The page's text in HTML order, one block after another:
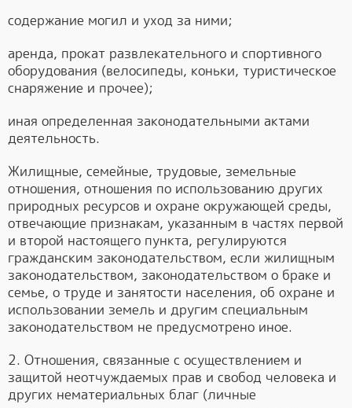
содержание могил и уход за ними;
аренда, прокат развлекательного и спортивного
оборудования (велосипеды, коньки, туристическое
снаряжение и прочее);
иная определенная законодательными актами
деятельность.
Жилищные, семейные, трудовые, земельные
отношения, отношения по использованию других
природных ресурсов и охране окружающей среды,
отвечающие признакам, указанным в частях первой
и второй настоящего пункта, регулируются
гражданским законодательством, если жилищным
законодательством, законодательством о браке и
семье, о труде и занятости населения, об охране и
использовании земель и другим специальным
законодательством не предусмотрено иное.
2. Отношения, связанные с осуществлением и
защитой неотчуждаемых прав и свобод человека и
других нематериальных благ (личные